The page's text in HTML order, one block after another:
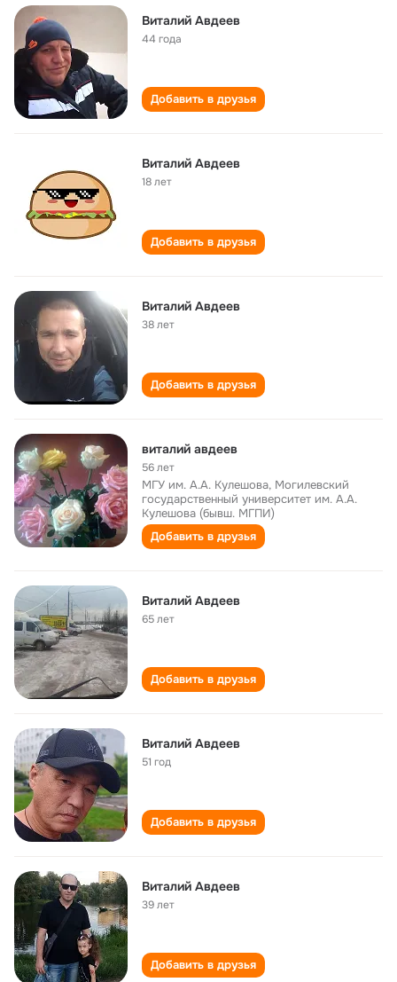
Виталий Авдеев
44 года
Добавить в друзья
Виталий Авдеев
18 лет
Добавить в друзья
Виталий Авдеев
38 лет
Добавить в друзья
виталий авдеев
56 лет
МГУ им. А.А. Кулешова, Могилевский
государственный университет им. А.А.
Кулешова (бывш. МГПИ)
Добавить в друзья
Виталий Авдеев
65 лет
Добавить в друзья
Виталий Авдеев
51 год
Добавить в друзья
Виталий Авдеев
39 лет
Добавить в друзья